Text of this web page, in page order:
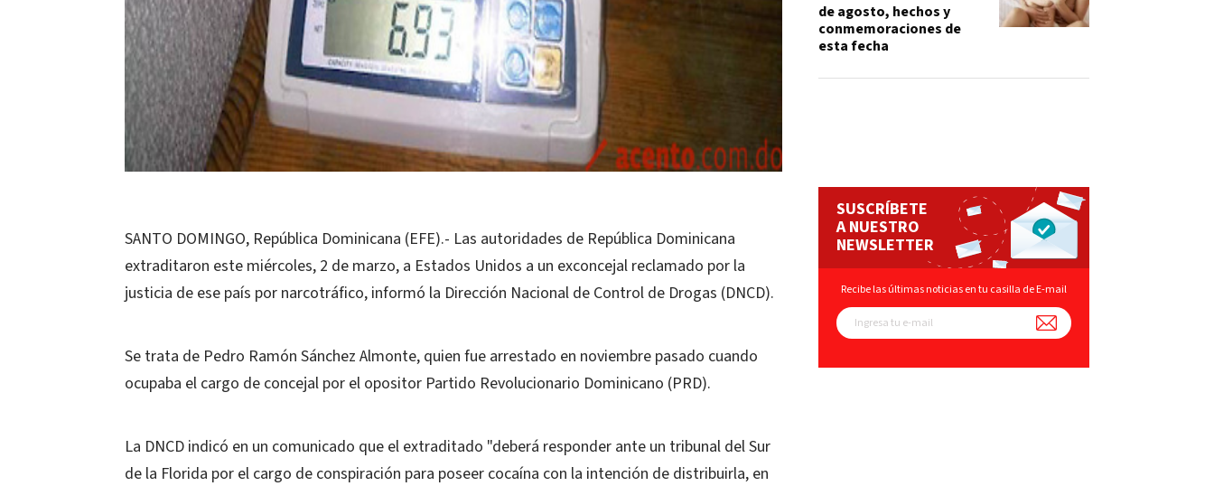
SANTO DOMINGO, República Dominicana (EFE).- Las autoridades de República Dominicana
extraditaron este miércoles, 2 de marzo, a Estados Unidos a un exconcejal reclamado por la
justicia de ese país por narcotráfico, informó la Dirección Nacional de Control de Drogas (DNCD).
Se trata de Pedro Ramón Sánchez Almonte, quien fue arrestado en noviembre pasado cuando
ocupaba el cargo de concejal por el opositor Partido Revolucionario Dominicano (PRD).
La DNCD indicó en un comunicado que el extraditado "deberá responder ante un tribunal del Sur
de la Florida por el cargo de conspiración para poseer cocaína con la intención de distribuirla, en
de agosto, hechos y
conmemoraciones de
esta fecha
SUSCRÍBETE
A NUESTRO
NEWSLETTER
Recibe las últimas noticias en tu casilla de E-mail